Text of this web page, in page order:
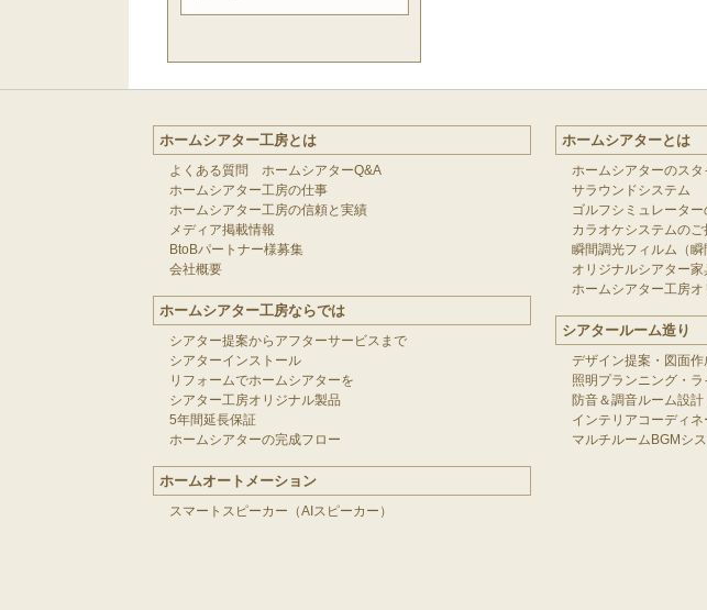
ホームシアター工房とは
よくある質問 ホームシアターQ&A
ホームシアター工房の仕事
ホームシアター工房の信頼と実績
メディア掲載情報
BtoBパートナー様募集
会社概要
ホームシアター工房ならでは
シアター提案からアフターサービスまで
シアターインストール
リフォームでホームシアターを
シアター工房オリジナル製品
5年間延長保証
ホームシアターの完成フロー
ホームオートメーション
スマートスピーカー（AIスピーカー）
ホームシアターとは
ホームシアターのスタ
サラウンドシステム
ゴルフシミュレーター
カラオケシステムのご
瞬間調光フィルム（瞬
オリジナルシアター家
ホームシアター工房
シアタールーム造り
デザイン提案・図面作
照明プランニング・
防音＆調音ルーム設
インテリアコーディネ
マルチルームBGMシ